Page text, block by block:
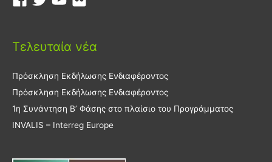
Τελευταία νέα
Πρόσκληση Εκδήλωσης Ενδιαφέροντος
Πρόσκληση Εκδήλωσης Ενδιαφέροντος
1η Συνάντηση Β’ Φάσης στο πλαίσιο του Προγράμματος
INVALIS – Interreg Europe